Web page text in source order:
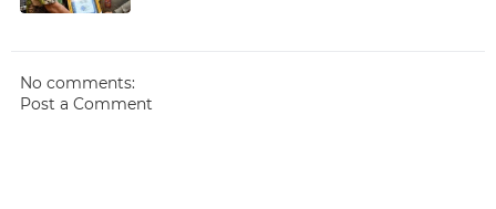
No comments:
Post a Comment